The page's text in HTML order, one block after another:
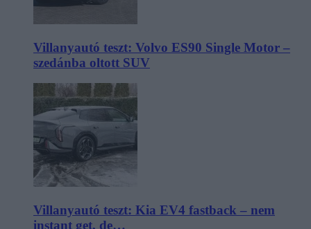
Villanyautó teszt: Volvo ES90 Single Motor –
szedánba oltott SUV
Villanyautó teszt: Kia EV4 fastback – nem
instant get, de…